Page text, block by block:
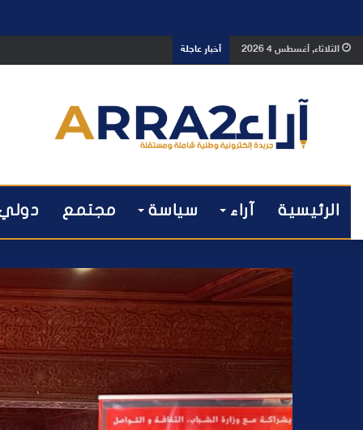
الثلاثاء, أغسطس 4 2026 أخبار عاجلة
الرئيسية آراء سياسة مجتمع